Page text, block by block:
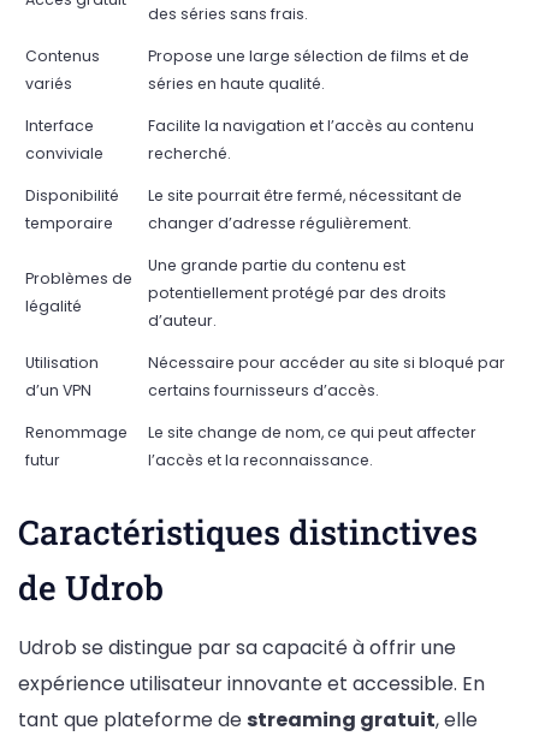
des séries sans frais.
Contenus
variés
Propose une large sélection de films et de
séries en haute qualité.
Interface
conviviale
Facilite la navigation et l’accès au contenu
recherché.
Disponibilité
temporaire
Le site pourrait être fermé, nécessitant de
changer d’adresse régulièrement.
Problèmes de
légalité
Une grande partie du contenu est
potentiellement protégé par des droits
d’auteur.
Utilisation
d’un VPN
Nécessaire pour accéder au site si bloqué par
certains fournisseurs d’accès.
Renommage
futur
Le site change de nom, ce qui peut affecter
l’accès et la reconnaissance.
Caractéristiques distinctives
de Udrob
Udrob se distingue par sa capacité à offrir une
expérience utilisateur innovante et accessible. En
tant que plateforme de streaming gratuit, elle